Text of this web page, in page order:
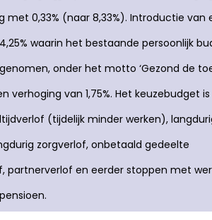
met 0,33% (naar 8,33%). Introductie van
waarin het bestaande persoonlijk
onder het motto ‘Gezond de
verhoging van 1,75%. Het keuzebudget is
(tijdelijk minder werken),
zorgverlof, onbetaald gedeelte
partnerverlof en eerder stoppen met